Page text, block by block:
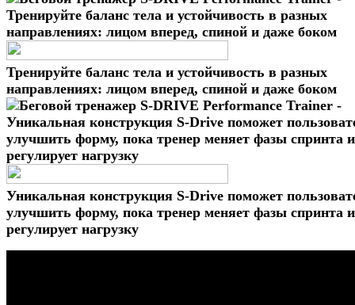
Тренируйте баланс тела и устойчивость в разных
направлениях: лицом вперед, спиной и даже боком
Уникальная конструкция S-Drive поможет
улучшить форму, пока тренер меняет фазы спринта и
регулирует нагрузку